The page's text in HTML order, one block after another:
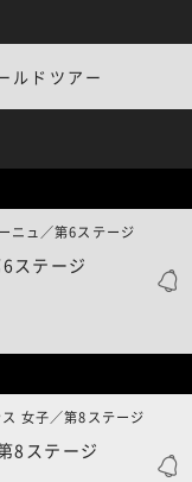
ルドツアー
ステージ
ュ／第6ステージ
8ステージ
女子／第8ステージ